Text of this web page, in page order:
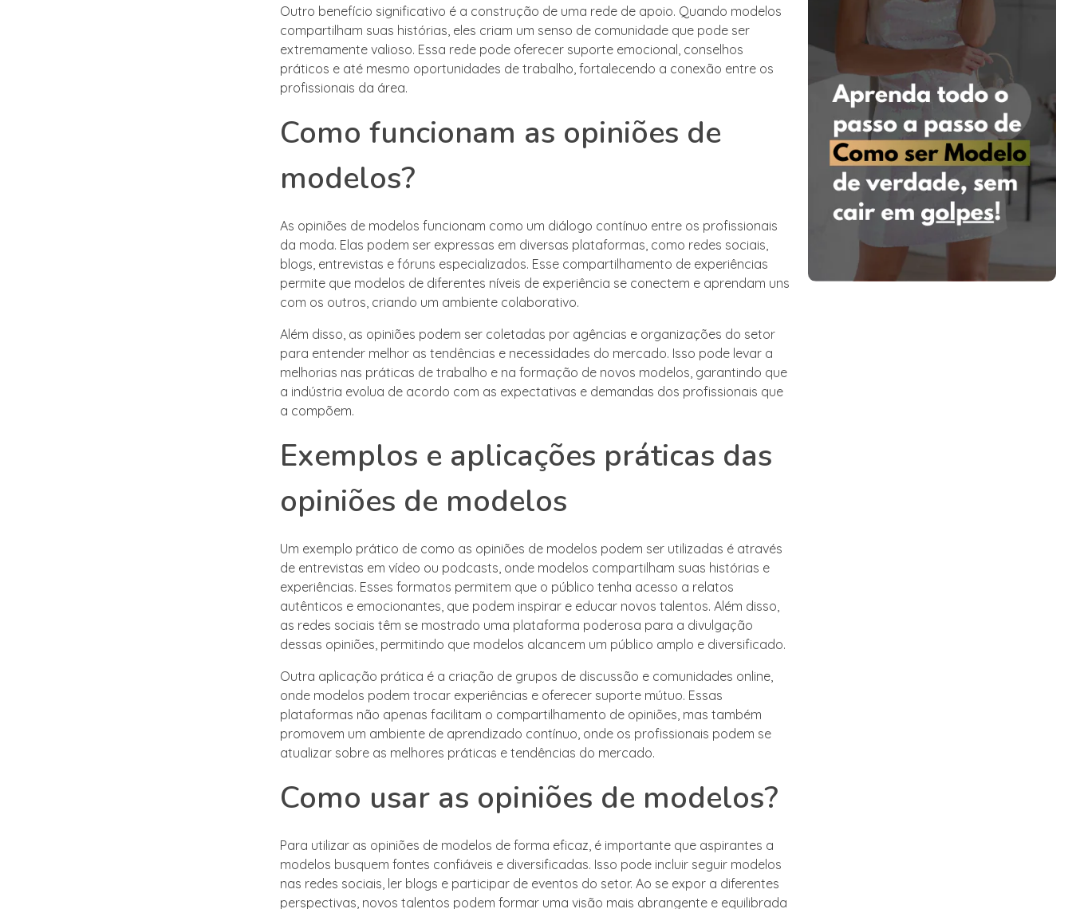
Outro benefício significativo é a construção de uma rede de apoio. Quando modelos
compartilham suas histórias, eles criam um senso de comunidade que pode ser
extremamente valioso. Essa rede pode oferecer suporte emocional, conselhos
práticos e até mesmo oportunidades de trabalho, fortalecendo a conexão entre os
profissionais da área.
Como funcionam as opiniões de
modelos?
As opiniões de modelos funcionam como um diálogo contínuo entre os profissionais
da moda. Elas podem ser expressas em diversas plataformas, como redes sociais,
blogs, entrevistas e fóruns especializados. Esse compartilhamento de experiências
permite que modelos de diferentes níveis de experiência se conectem e aprendam uns
com os outros, criando um ambiente colaborativo.
Além disso, as opiniões podem ser coletadas por agências e organizações do setor
para entender melhor as tendências e necessidades do mercado. Isso pode levar a
melhorias nas práticas de trabalho e na formação de novos modelos, garantindo que
a indústria evolua de acordo com as expectativas e demandas dos profissionais que
a compõem.
Exemplos e aplicações práticas das
opiniões de modelos
Um exemplo prático de como as opiniões de modelos podem ser utilizadas é através
de entrevistas em vídeo ou podcasts, onde modelos compartilham suas histórias e
experiências. Esses formatos permitem que o público tenha acesso a relatos
autênticos e emocionantes, que podem inspirar e educar novos talentos. Além disso,
as redes sociais têm se mostrado uma plataforma poderosa para a divulgação
dessas opiniões, permitindo que modelos alcancem um público amplo e diversificado.
Outra aplicação prática é a criação de grupos de discussão e comunidades online,
onde modelos podem trocar experiências e oferecer suporte mútuo. Essas
plataformas não apenas facilitam o compartilhamento de opiniões, mas também
promovem um ambiente de aprendizado contínuo, onde os profissionais podem se
atualizar sobre as melhores práticas e tendências do mercado.
Como usar as opiniões de modelos?
Para utilizar as opiniões de modelos de forma eficaz, é importante que aspirantes a
modelos busquem fontes confiáveis e diversificadas. Isso pode incluir seguir modelos
nas redes sociais, ler blogs e participar de eventos do setor. Ao se expor a diferentes
perspectivas, novos talentos podem formar uma visão mais abrangente e equilibrada